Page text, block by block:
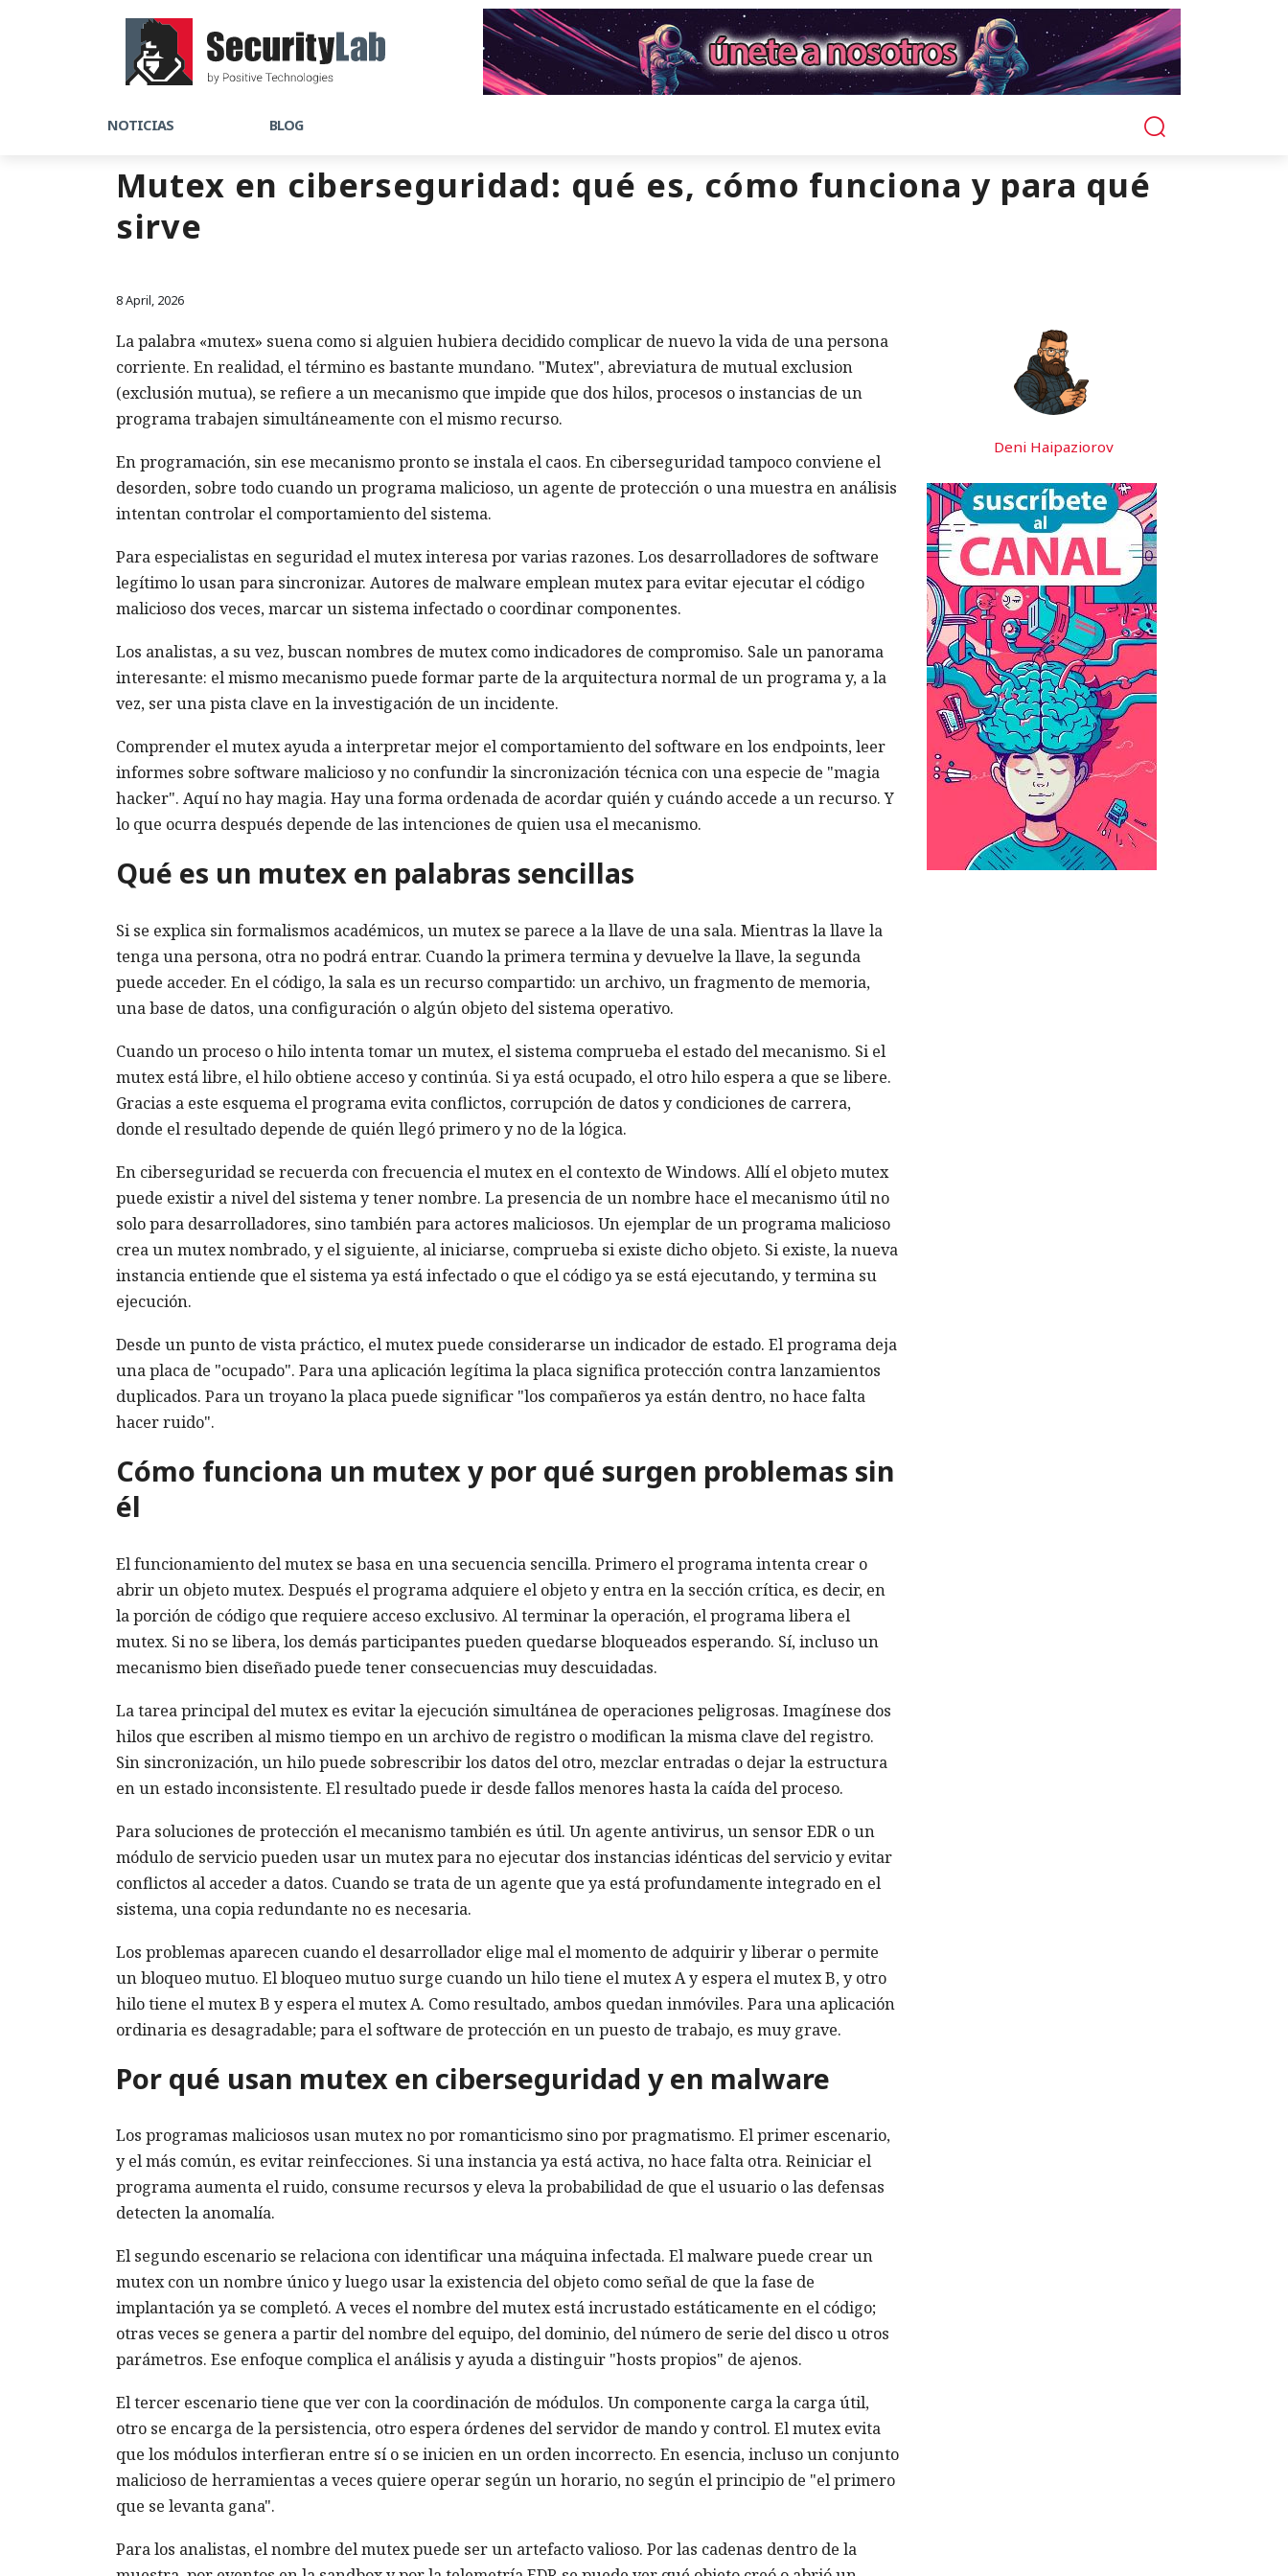
NOTICIAS BLOG
Mutex en ciberseguridad: qué es, cómo funciona y para qué
sirve
8 April, 2026
La palabra «mutex» suena como si alguien hubiera decidido complicar de nuevo la vida de una persona
corriente. En realidad, el término es bastante mundano. "Mutex", abreviatura de mutual exclusion
(exclusión mutua), se refiere a un mecanismo que impide que dos hilos, procesos o instancias de un
programa trabajen simultáneamente con el mismo recurso.
En programación, sin ese mecanismo pronto se instala el caos. En ciberseguridad tampoco conviene el
desorden, sobre todo cuando un programa malicioso, un agente de protección o una muestra en análisis
intentan controlar el comportamiento del sistema.
Para especialistas en seguridad el mutex interesa por varias razones. Los desarrolladores de software
legítimo lo usan para sincronizar. Autores de malware emplean mutex para evitar ejecutar el código
malicioso dos veces, marcar un sistema infectado o coordinar componentes.
Los analistas, a su vez, buscan nombres de mutex como indicadores de compromiso. Sale un panorama
interesante: el mismo mecanismo puede formar parte de la arquitectura normal de un programa y, a la
vez, ser una pista clave en la investigación de un incidente.
Comprender el mutex ayuda a interpretar mejor el comportamiento del software en los endpoints, leer
informes sobre software malicioso y no confundir la sincronización técnica con una especie de "magia
hacker". Aquí no hay magia. Hay una forma ordenada de acordar quién y cuándo accede a un recurso. Y
lo que ocurra después depende de las intenciones de quien usa el mecanismo.
Qué es un mutex en palabras sencillas
Si se explica sin formalismos académicos, un mutex se parece a la llave de una sala. Mientras la llave la
tenga una persona, otra no podrá entrar. Cuando la primera termina y devuelve la llave, la segunda
puede acceder. En el código, la sala es un recurso compartido: un archivo, un fragmento de memoria,
una base de datos, una configuración o algún objeto del sistema operativo.
Cuando un proceso o hilo intenta tomar un mutex, el sistema comprueba el estado del mecanismo. Si el
mutex está libre, el hilo obtiene acceso y continúa. Si ya está ocupado, el otro hilo espera a que se libere.
Gracias a este esquema el programa evita conflictos, corrupción de datos y condiciones de carrera,
donde el resultado depende de quién llegó primero y no de la lógica.
En ciberseguridad se recuerda con frecuencia el mutex en el contexto de Windows. Allí el objeto mutex
puede existir a nivel del sistema y tener nombre. La presencia de un nombre hace el mecanismo útil no
solo para desarrolladores, sino también para actores maliciosos. Un ejemplar de un programa malicioso
crea un mutex nombrado, y el siguiente, al iniciarse, comprueba si existe dicho objeto. Si existe, la nueva
instancia entiende que el sistema ya está infectado o que el código ya se está ejecutando, y termina su
ejecución.
Desde un punto de vista práctico, el mutex puede considerarse un indicador de estado. El programa deja
una placa de "ocupado". Para una aplicación legítima la placa significa protección contra lanzamientos
duplicados. Para un troyano la placa puede significar "los compañeros ya están dentro, no hace falta
hacer ruido".
Cómo funciona un mutex y por qué surgen problemas sin
él
El funcionamiento del mutex se basa en una secuencia sencilla. Primero el programa intenta crear o
abrir un objeto mutex. Después el programa adquiere el objeto y entra en la sección crítica, es decir, en
la porción de código que requiere acceso exclusivo. Al terminar la operación, el programa libera el
mutex. Si no se libera, los demás participantes pueden quedarse bloqueados esperando. Sí, incluso un
mecanismo bien diseñado puede tener consecuencias muy descuidadas.
La tarea principal del mutex es evitar la ejecución simultánea de operaciones peligrosas. Imagínese dos
hilos que escriben al mismo tiempo en un archivo de registro o modifican la misma clave del registro.
Sin sincronización, un hilo puede sobrescribir los datos del otro, mezclar entradas o dejar la estructura
en un estado inconsistente. El resultado puede ir desde fallos menores hasta la caída del proceso.
Para soluciones de protección el mecanismo también es útil. Un agente antivirus, un sensor EDR o un
módulo de servicio pueden usar un mutex para no ejecutar dos instancias idénticas del servicio y evitar
conflictos al acceder a datos. Cuando se trata de un agente que ya está profundamente integrado en el
sistema, una copia redundante no es necesaria.
Los problemas aparecen cuando el desarrollador elige mal el momento de adquirir y liberar o permite
un bloqueo mutuo. El bloqueo mutuo surge cuando un hilo tiene el mutex A y espera el mutex B, y otro
hilo tiene el mutex B y espera el mutex A. Como resultado, ambos quedan inmóviles. Para una aplicación
ordinaria es desagradable; para el software de protección en un puesto de trabajo, es muy grave.
Por qué usan mutex en ciberseguridad y en malware
Los programas maliciosos usan mutex no por romanticismo sino por pragmatismo. El primer escenario,
y el más común, es evitar reinfecciones. Si una instancia ya está activa, no hace falta otra. Reiniciar el
programa aumenta el ruido, consume recursos y eleva la probabilidad de que el usuario o las defensas
detecten la anomalía.
El segundo escenario se relaciona con identificar una máquina infectada. El malware puede crear un
mutex con un nombre único y luego usar la existencia del objeto como señal de que la fase de
implantación ya se completó. A veces el nombre del mutex está incrustado estáticamente en el código;
otras veces se genera a partir del nombre del equipo, del dominio, del número de serie del disco u otros
parámetros. Ese enfoque complica el análisis y ayuda a distinguir "hosts propios" de ajenos.
El tercer escenario tiene que ver con la coordinación de módulos. Un componente carga la carga útil,
otro se encarga de la persistencia, otro espera órdenes del servidor de mando y control. El mutex evita
que los módulos interfieran entre sí o se inicien en un orden incorrecto. En esencia, incluso un conjunto
malicioso de herramientas a veces quiere operar según un horario, no según el principio de "el primero
que se levanta gana".
Para los analistas, el nombre del mutex puede ser un artefacto valioso. Por las cadenas dentro de la
Deni Haipaziorov